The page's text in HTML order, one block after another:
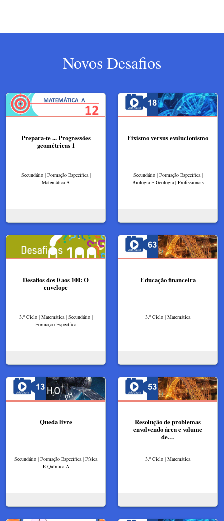
Novos Desafios
Prepara-te ... Progressões
geométricas 1
Secundário | Formação Específica |
Matemática A
Fixismo versus evolucionismo
Secundário | Formação Específica |
Biologia E Geologia | Profissionais
Desafios dos 0 aos 100: O
envelope
3.º Ciclo | Matemática | Secundário |
Formação Específica
Educação financeira
3.º Ciclo | Matemática
Queda livre
Secundário | Formação Específica | Física
E Química A
Resolução de problemas
envolvendo área e volume
de…
3.º Ciclo | Matemática